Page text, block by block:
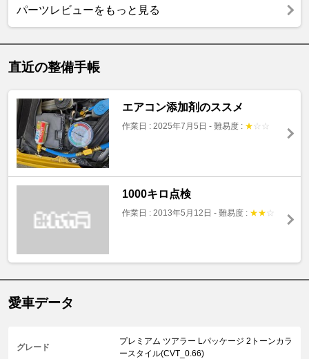
パーツレビューをもっと見る
直近の整備手帳
エアコン添加剤のススメ
作業日 : 2025年7月5日 - 難易度 : ★ ☆ ☆
1000キロ点検
作業日 : 2013年5月12日 - 難易度 : ★★ ☆
愛車データ
グレード
プレミアム ツアラー Lパッケージ 2トーンカラ
ースタイル(CVT_0.66)